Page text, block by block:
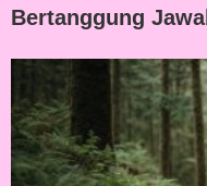
Bertanggung